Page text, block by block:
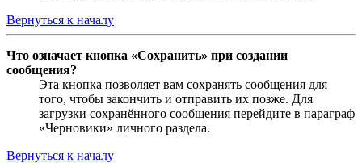
Вернуться к началу
Что означает кнопка «Сохранить» при создании
сообщения?
Эта кнопка позволяет вам сохранять сообщения для
того, чтобы закончить и отправить их позже. Для
загрузки сохранённого сообщения перейдите в параграф
«Черновики» личного раздела.
Вернуться к началу